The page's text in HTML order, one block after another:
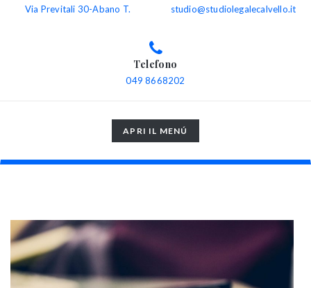
Via Previtali 30-Abano T. studio@studiolegalecalvello.it
Telefono
049 8668202
TOGGLE
NAVIGATION
APRI IL MENÚ